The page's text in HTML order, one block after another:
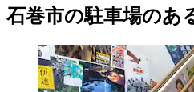
石巻市の駐車場のあ